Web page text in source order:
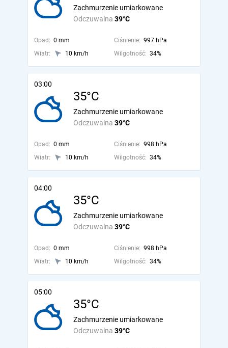
Odczuwalna 39°C
Zachmurzenie umiarkowane
Opad: 0 mm Ciśnienie: 997 hPa
Wiatr:
10 km/h Wilgotność: 34%
03:00
35°C
Odczuwalna 39°C
Zachmurzenie umiarkowane
Opad: 0 mm Ciśnienie: 998 hPa
Wiatr:
10 km/h Wilgotność: 34%
04:00
35°C
Odczuwalna 39°C
Zachmurzenie umiarkowane
Opad: 0 mm Ciśnienie: 998 hPa
Wiatr:
10 km/h Wilgotność: 34%
05:00
35°C
Odczuwalna 39°C
Zachmurzenie umiarkowane